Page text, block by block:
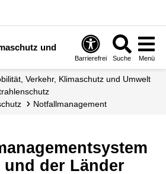
und
Barrierefrei Suche Menü
Verkehr, Klimaschutz und Umwelt
Notfall­management
und der Länder